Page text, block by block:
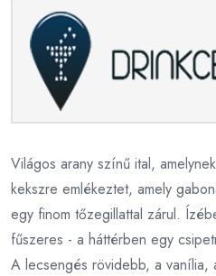
Világos arany színű ital,
kekszre emlékeztet, amely
egy finom tőzegillattal zárul.
fűszeres - a háttérben egy
A lecsengés rövidebb, a vanília,